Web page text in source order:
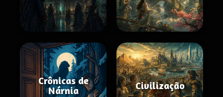
Crônicas de
Nárnia
Civilização